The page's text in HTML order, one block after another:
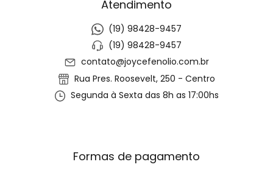
Atendimento
(19) 98428-9457
(19) 98428-9457
contato@joycefenolio.com.br
Rua Pres. Roosevelt, 250 - Centro
Segunda à Sexta das 8h as 17:00hs
Formas de pagamento